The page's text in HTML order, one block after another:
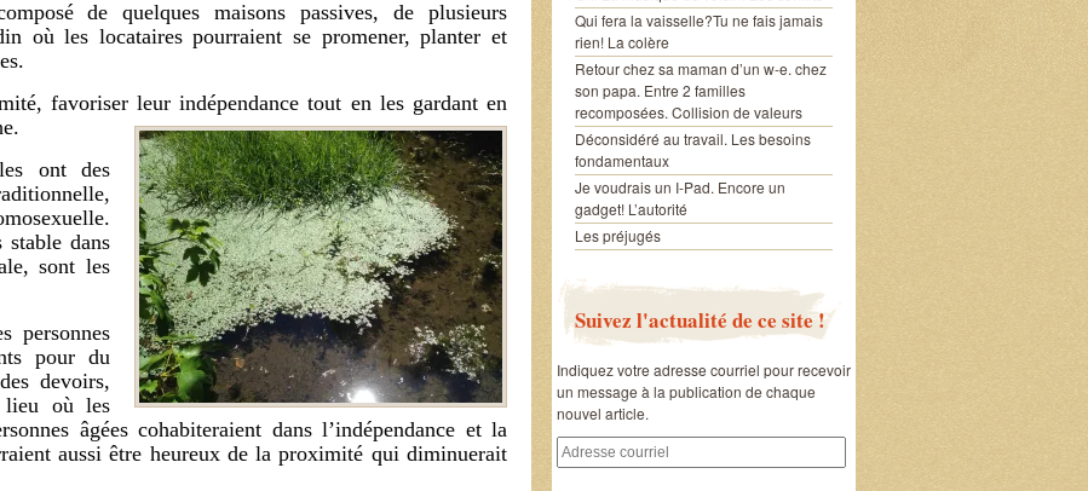
de quelques maisons passives, de plusieurs
où les locataires pourraient se promener, planter et
favoriser leur indépendance tout en les gardant en
ont des
dans
sont les
personnes
pour du
devoirs,
lieu où les
âgées cohabiteraient dans l’indépendance et la
aussi être heureux de la proximité qui diminuerait
Qui fera la vaisselle?Tu ne fais jamais
rien! La colère
Retour chez sa maman d’un w-e. chez
son papa. Entre 2 familles
recomposées. Collision de valeurs
Déconsidéré au travail. Les besoins
fondamentaux
Je voudrais un I-Pad. Encore un
gadget! L’autorité
Les préjugés
Suivez l'actualité de ce site !
Indiquez votre adresse courriel pour recevoir
un message à la publication de chaque
nouvel article.
Adresse
courriel